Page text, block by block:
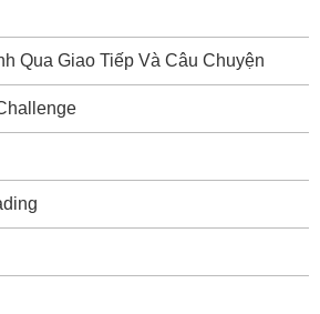
Qua Giao Tiếp Và Câu Chuyện